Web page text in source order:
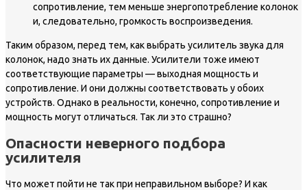
сопротивление, тем меньше энергопотребление колонок
и, следовательно, громкость воспроизведения.
Таким образом, перед тем, как выбрать усилитель звука для
колонок, надо знать их данные. Усилители тоже имеют
соответствующие параметры — выходная мощность и
сопротивление. И они должны соответствовать у обоих
устройств. Однако в реальности, конечно, сопротивление и
мощность могут отличаться. Так ли это страшно?
Опасности неверного подбора
усилителя
Что может пойти не так при неправильном выборе? И как